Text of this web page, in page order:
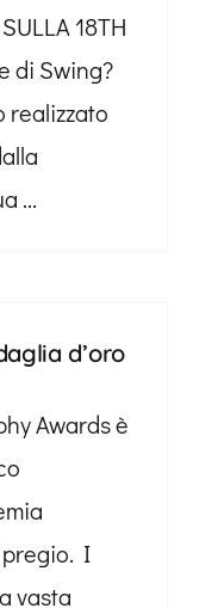
18TH
di Swing?
realizzato
...
d’oro
Awards è
I
vasta